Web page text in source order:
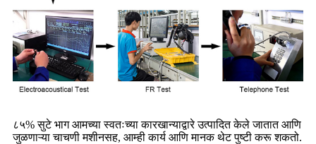
८५% सुटे भाग आमच्या स्वतःच्या कारखान्याद्वारे उत्पादित केले जातात आणि
जुळणाऱ्या चाचणी मशीनसह, आम्ही कार्य आणि मानक थेट पुष्टी करू शकतो.